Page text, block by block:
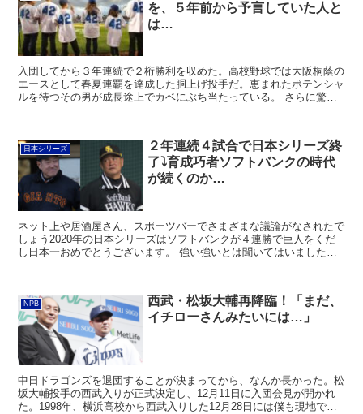
を、５年前から予言していた人と
は…
入団してから３年連続で２桁勝利を収めた。高校野球では大阪桐蔭の
エースとして春夏連覇を達成した胴上げ投手だ。恵まれたポテンシャ
ルを待つその男が成長途上でカベにぶち当たっている。 さらに驚く
日本シリーズ
２年連続４試合で日本シリーズ終
了⤵︎育成巧者ソフトバンクの時代
が続くのか…
ネット上や居酒屋さん、スポーツバーでさまざまな議論がなされたで
しょう2020年の日本シリーズはソフトバンクが４連勝で巨人をくだ
し日本一おめでとうございます。 強い強いとは聞いてはいましたが
NPB
西武・松坂大輔再降臨！「まだ、
イチローさんみたいには…」
中日ドラゴンズを退団することが決まってから、なんか長かった。松
坂大輔投手の西武入りが正式決定し、12月11日に入団会見が開かれ
た。1998年、横浜高校から西武入りした12月28日には僕も現地で取